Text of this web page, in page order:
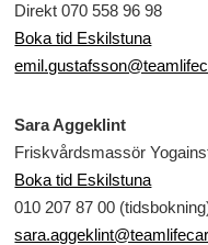
Direkt 070 558 96 98
Boka tid Eskilstuna
Sara Aggeklint
Friskvårdsmassör
Boka tid Eskilstuna
010 207 87 00